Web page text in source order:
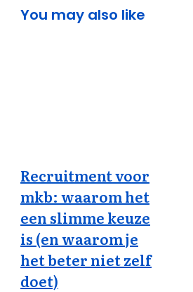
You may also like
Recruitment voor
mkb: waarom het
een slimme keuze
is (en waarom je
het beter niet zelf
doet)